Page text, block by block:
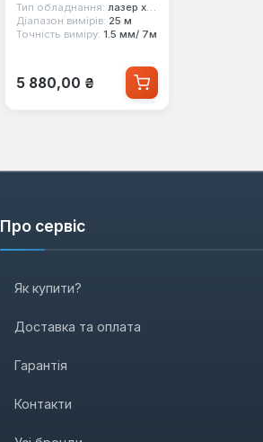
Тип обладнання: лазер хрестоподібний
Діапазон вимірів: 25 м
Точність виміру: 1.5 мм/ 7м
Звичайна ціна:
5 880,00 ₴
Про сервіс
Як купити?
Доставка та оплата
Гарантія
Контакти